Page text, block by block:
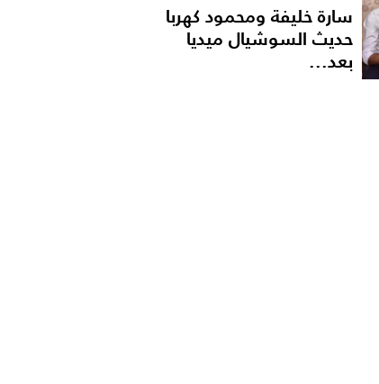
سارة خليفة ومحمود كهربا
حديث السوشيال ميديا
بعد...